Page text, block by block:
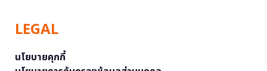
LEGAL
นโยบายคุกกี้